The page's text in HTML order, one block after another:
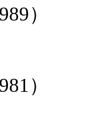
）
）